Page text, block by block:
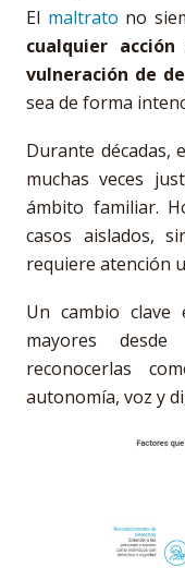
El maltrato no
cualquier
vulneración de
sea de forma
Durante décadas,
muchas veces
ámbito familiar.
casos aislados,
requiere atención
Un cambio
mayores
reconocerlas
autonomía, voz y